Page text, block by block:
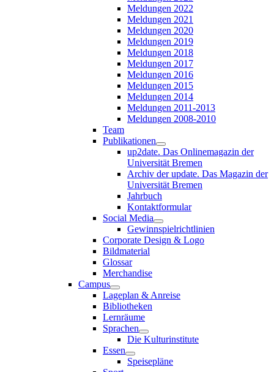
Meldungen 2022
Meldungen 2021
Meldungen 2020
Meldungen 2019
Meldungen 2018
Meldungen 2017
Meldungen 2016
Meldungen 2015
Meldungen 2014
Meldungen 2011-2013
Meldungen 2008-2010
Team
Publikationen
up2date. Das Onlinemagazin der
Universität Bremen
Archiv der update. Das Magazin der
Universität Bremen
Jahrbuch
Kontaktformular
Social Media
Gewinnspielrichtlinien
Corporate Design & Logo
Bildmaterial
Glossar
Merchandise
Campus
Lageplan & Anreise
Bibliotheken
Lernräume
Sprachen
Die Kulturinstitute
Essen
Speisepläne